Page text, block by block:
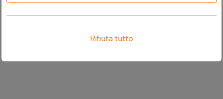
Rifiuta tutto